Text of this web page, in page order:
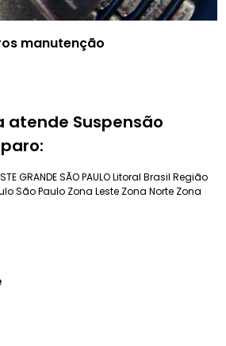
manutenção
atende Suspensão
GRANDE SÃO PAULOLitoral Brasil Região
São Paulo Zona Leste Zona Norte Zona